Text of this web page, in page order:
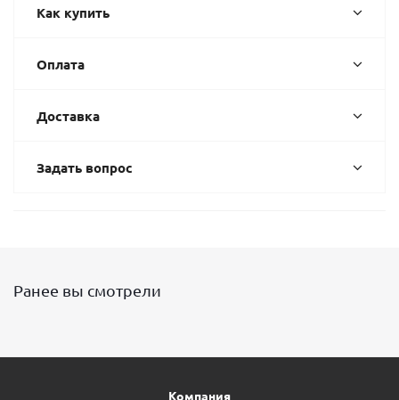
Как купить
Оплата
Доставка
Задать вопрос
Ранее вы смотрели
Компания